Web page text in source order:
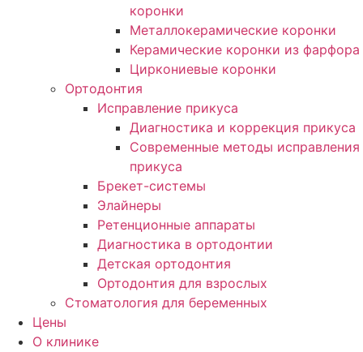
коронки
Металлокерамические коронки
Керамические коронки из фарфора
Циркониевые коронки
Ортодонтия
Исправление прикуса
Диагностика и коррекция прикуса
Современные методы исправления
прикуса
Брекет-системы
Элайнеры
Ретенционные аппараты
Диагностика в ортодонтии
Детская ортодонтия
Ортодонтия для взрослых
Стоматология для беременных
Цены
О клинике